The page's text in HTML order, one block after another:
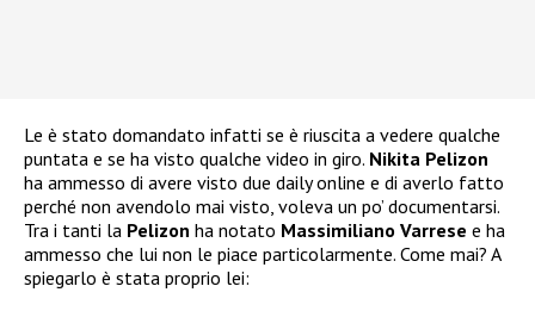
Le è stato domandato infatti se è riuscita a vedere qualche
puntata e se ha visto qualche video in giro. Nikita Pelizon
ha ammesso di avere visto due daily online e di averlo fatto
perché non avendolo mai visto, voleva un po’ documentarsi.
Tra i tanti la Pelizon ha notato Massimiliano Varrese e ha
ammesso che lui non le piace particolarmente. Come mai? A
spiegarlo è stata proprio lei: